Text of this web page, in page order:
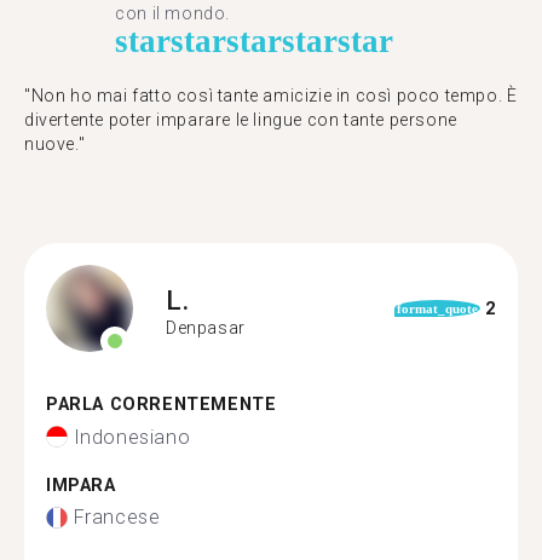
con il mondo.
starstarstarstarstar
"Non ho mai fatto così tante amicizie in così poco tempo. È
divertente poter imparare le lingue con tante persone
nuove."
L.
Denpasar
format_quote 2
PARLA CORRENTEMENTE
Indonesiano
IMPARA
Francese